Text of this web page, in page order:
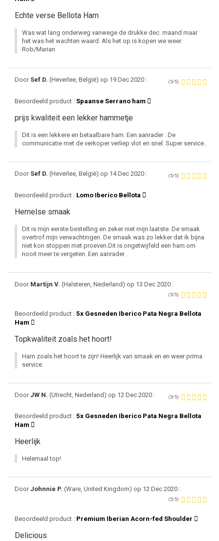
Echte verse Bellota Ham
Was wat lang onderweg vanwege de drukke dec. maand maar
het was het wachten waard. Als het op is kopen we weer.
Rob/Marian
Door Sef D. (Heverlee, België) op 19 Dec 2020 : (5/5)
Beoordeeld product : Spaanse Serrano ham
prijs kwaliteit een lekker hammetje
Dit is een lekkere en betaalbare ham. Een aanrader . De
communicatie met de verkoper verliep vlot en snel. Super service..
Door Sef D. (Heverlee, België) op 14 Dec 2020 : (5/5)
Beoordeeld product : Lomo Iberico Bellota
Hemelse smaak
Dit is mijn eerste bestelling en zeker niet mijn laatste. De smaak
overtrof mijn verwachtingen. De smaak was zo lekker dat ik bijna
niet kon stoppen met proeven.Dit is ongetwijfeld een ham om
nooit meer te vergeten. Een aanrader .
Door Martijn V. (Halsteren, Nederland) op 13 Dec 2020 :
(5/5)
Beoordeeld product : 5x Gesneden Iberico Pata Negra Bellota
Ham
Topkwaliteit zoals het hoort!
Ham zoals het hoort te zijn! Heerlijk van smaak en en weer prima
service
DoorJW N. (Utrecht, Nederland) op 12 Dec 2020 : (5/5)
Beoordeeld product : 5x Gesneden Iberico Pata Negra Bellota
Ham
Heerlijk
Helemaal top!
DoorJohnnie P. (Ware, United Kingdom) op 12 Dec 2020 :
(5/5)
Beoordeeld product : Premium Iberian Acorn-fed Shoulder
Delicious